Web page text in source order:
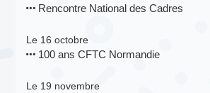
Rencontre National des Cadres
Le 16 octobre
100 ans CFTC Normandie
Le 19 novembre